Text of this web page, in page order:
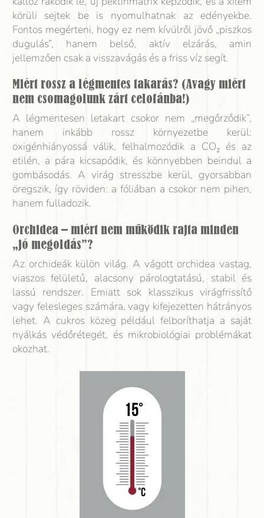
körüli sejtek be is nyomulhatnak az edényekbe.
Fontos megérteni, hogy ez nem kívülről jövő „piszkos
dugulás”, hanem belső, aktív elzárás, amin
jellemzően csak a visszavágás és a friss víz segít.
Miért rossz a légmentes takarás? (Avagy miért
nem csomagolunk zárt celofánba!)
A légmentesen letakart csokor nem „megőrződik”,
hanem inkább rossz környezetbe kerül:
oxigénhiányossá válik, felhalmozódik a CO₂ és az
etilén, a pára kicsapódik, és könnyebben beindul a
gombásodás. A virág stresszbe kerül, gyorsabban
öregszik, így röviden: a fóliában a csokor nem pihen,
hanem fulladozik.
Orchidea – miért nem működik rajta minden
„jó megoldás”?
Az orchideák külön világ. A vágott orchidea vastag,
viaszos felületű, alacsony párologtatású, stabil és
lassú rendszer. Emiatt sok klasszikus virágfrissítő
vagy felesleges számára, vagy kifejezetten hátrányos
lehet. A cukros közeg például felboríthatja a saját
nyálkás védőrétegét, és mikrobiológiai problémákat
okozhat.